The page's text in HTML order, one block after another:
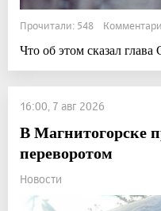
Прочитали: 548
Что об этом сказал глава
16:00, 7 авг 2026
В Магнитогорске
переворотом
Новости